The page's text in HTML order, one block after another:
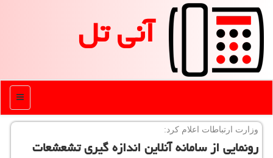
آنی تل
منو
وزارت ارتباطات اعلام كرد:
رونمایی از سامانه آنلاین اندازه گیری تشعشعات